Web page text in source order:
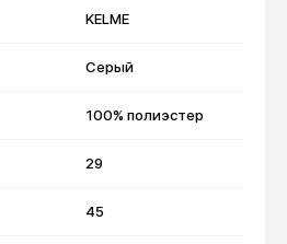
KELME
Серый
100% полиэстер
29
45